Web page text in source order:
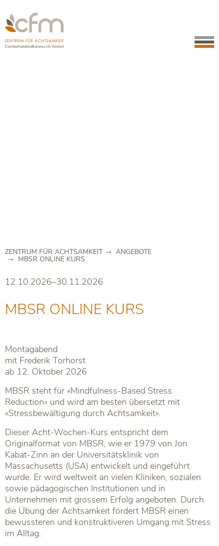
ZENTRUM FÜR ACHTSAMKEIT ANGEBOTE
MBSR ONLINE KURS
12.10.2026–30.11.2026
MBSR ONLINE KURS
Montagabend
mit Frederik Torhorst
ab 12. Oktober 2026
MBSR steht für «Mindfulness-Based Stress
Reduction» und wird am besten übersetzt mit
«Stressbewältigung durch Achtsamkeit».
Dieser Acht-Wochen-Kurs entspricht dem
Originalformat von MBSR, wie er 1979 von Jon
Kabat-Zinn an der Universitätsklinik von
Massachusetts (USA) entwickelt und eingeführt
wurde. Er wird weltweit an vielen Kliniken, sozialen
sowie pädagogischen Institutionen und in
Unternehmen mit grossem Erfolg angeboten. Durch
die Übung der Achtsamkeit fördert MBSR einen
bewussteren und konstruktiveren Umgang mit Stress
im Alltag.